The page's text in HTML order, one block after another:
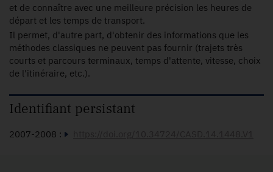
et de connaître avec une meilleure précision les heures de
départ et les temps de transport.
Il permet, d'autre part, d'obtenir des informations que les
méthodes classiques ne peuvent pas fournir (trajets très
courts et parcours terminaux, temps d'attente, vitesse, choix
de l'itinéraire, etc.).
Identifiant persistant
2007-2008 :